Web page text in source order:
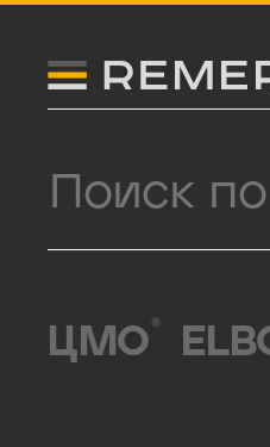
Логитип компании
ЦМО ®